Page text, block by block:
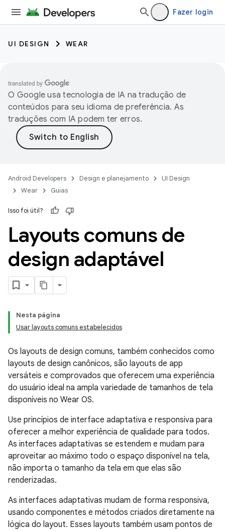
Fazer login
UI DESIGN WEAR
O Google usa tecnologia de IA na tradução de
conteúdos para seu idioma de preferência. As
traduções com IA podem ter erros.
Android Developers Design e planejamento
UI Design
Wear
Guias
Isso foi útil?
Layouts comuns de
design adaptável
Nesta página
Usar layouts comuns estabelecidos
Os layouts de design comuns, também conhecidos como
layouts de design canônicos, são layouts de app
versáteis e comprovados que oferecem uma experiência
do usuário ideal na ampla variedade de tamanhos de tela
disponíveis no Wear OS.
Use princípios de interface adaptativa e responsiva para
oferecer a melhor experiência de qualidade para todos.
As interfaces adaptativas se estendem e mudam para
aproveitar ao máximo todo o espaço disponível na tela,
não importa o tamanho da tela em que elas são
renderizadas.
As interfaces adaptativas mudam de forma responsiva,
usando componentes e métodos criados diretamente na
lógica do layout. Esses layouts também usam pontos de